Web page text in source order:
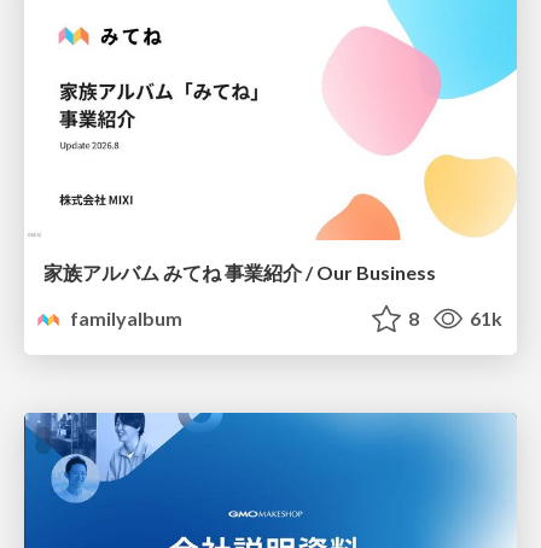
家族アルバム みてね 事業紹介 / Our Business
familyalbum
8 61k